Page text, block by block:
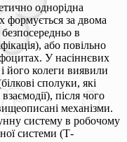
однорідна
формується за двома
в
або повільно
У насіннєвих
його колеги виявили
сполуки, які
після чого
механізми.
систему в робочому
системи (Т-